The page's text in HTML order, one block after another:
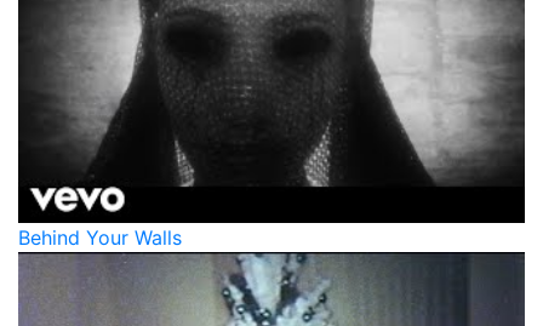
Behind Your Walls